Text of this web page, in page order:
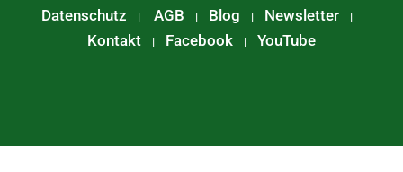
Datenschutz |AGB | Blog | Newsletter |
Kontakt| Facebook| YouTube